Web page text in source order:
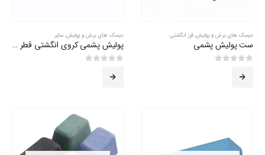
دیسک های برش و پولیش, فرز انگشتی
ست پولیش پشمی
دیسک های برش و پولیش, سایر
پولیش پشمی کروی انگشتی قطر 25